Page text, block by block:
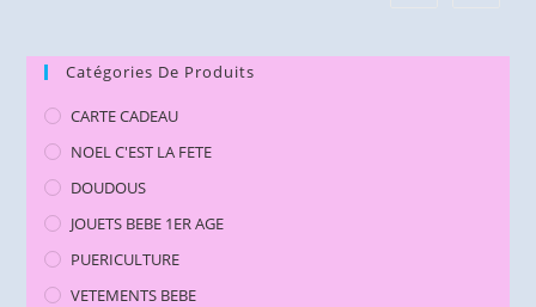
Catégories De Produits
CARTE CADEAU
NOEL C'EST LA FETE
DOUDOUS
JOUETS BEBE 1ER AGE
PUERICULTURE
VETEMENTS BEBE